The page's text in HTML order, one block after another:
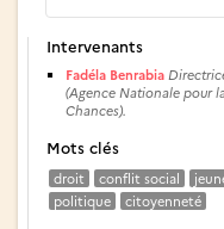
Intervenants
Fadéla Benrabia
(Agence Nationale pour
Chances).
Mots clés
droit conflit social
politique
citoyenneté